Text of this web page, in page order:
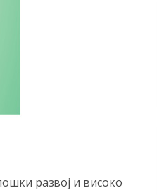
развој и високо